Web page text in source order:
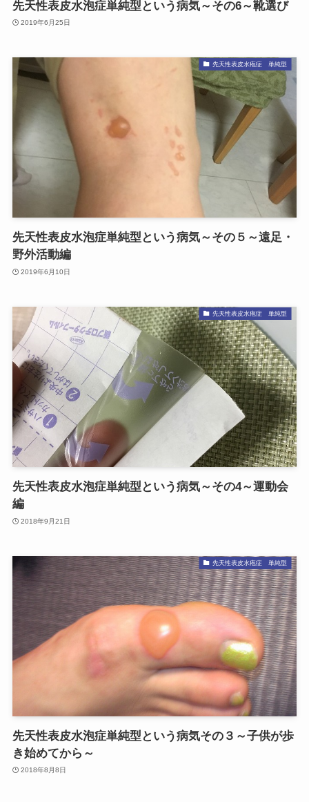
先天性表皮水泡症単純型という病気～その6～靴選び
2019年6月25日
先天性表皮水疱症 単純型
先天性表皮水泡症単純型という病気～その５～遠足・
野外活動編
2019年6月10日
先天性表皮水疱症 単純型
先天性表皮水泡症単純型という病気～その4～運動会
編
2018年9月21日
先天性表皮水疱症 単純型
先天性表皮水泡症単純型という病気その３～子供が歩
き始めてから～
2018年8月8日